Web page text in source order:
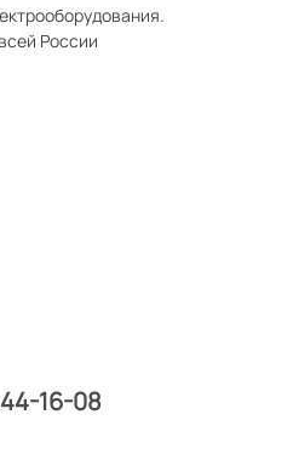
России
44-16-08